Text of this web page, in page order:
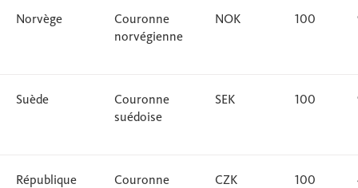
Norvège
Couronne
norvégienne
NOK 100
Suède
Couronne
suédoise
SEK 100
République
Couronne
CZK 100